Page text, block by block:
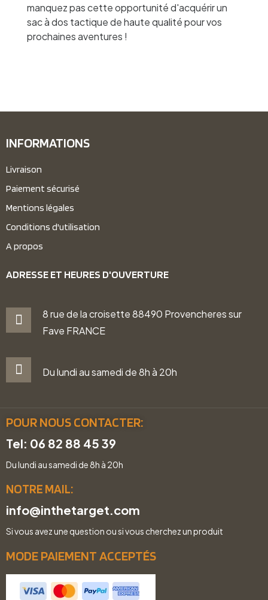
manquez pas cette opportunité d'acquérir un
sac à dos tactique de haute qualité pour vos
prochaines aventures !
INFORMATIONS
Livraison
Paiement sécurisé
Mentions légales
Conditions d'utilisation
A propos
ADRESSE ET HEURES D'OUVERTURE
8 rue de la croisette 88490 Provencheres sur
Fave FRANCE
Du lundi au samedi de 8h à 20h
POUR NOUS CONTACTER:
Tel: 06 82 88 45 39
Du lundi au samedi de 8h à 20h
NOTRE MAIL:
info@inthetarget.com
Si vous avez une question ou si vous cherchez un produit
MODE PAIEMENT ACCEPTÉS